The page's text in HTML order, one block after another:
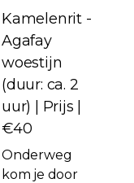
van Marokko!
Met een lokale
gids maak je een
wandeling door
dit prachtige
gebied en je
hebt diverse
interessante
stops onderweg.
Kamelenrit -
Agafay
woestijn
(duur: ca. 2
uur) | Prijs |
€40
Onderweg
kom je door